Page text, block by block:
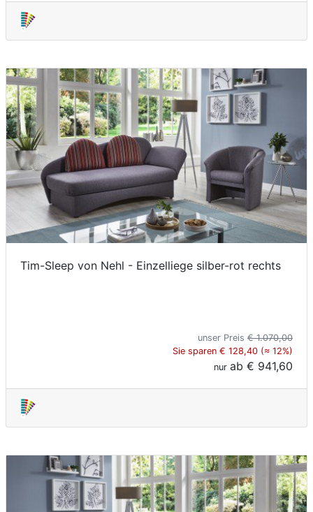
Tim-Sleep von Nehl - Einzelliege silber-rot rechts
unser Preis € 1.070,00
Sie sparen € 128,40 (≈ 12%)
nur ab € 941,60